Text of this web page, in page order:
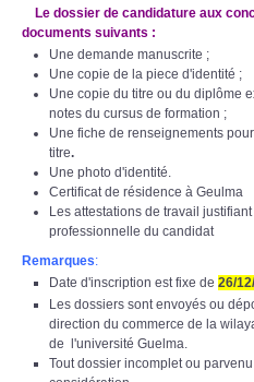
Le dossier de candidature aux
documents suivants :
Une demande manuscrite ;
Une copie de la piece d'identité ;
Une copie du titre ou du diplôme
notes du cursus de formation ;
Une fiche de renseignements
titre.
Une photo d'identité.
Certificat de résidence à Geulma
Les attestations de travail
professionnelle du candidat
Remarques:
Date d'inscription est fixe de 26/
Les dossiers sont envoyés ou
direction du commerce de la
de l'université Guelma.
Tout dossier incomplet ou